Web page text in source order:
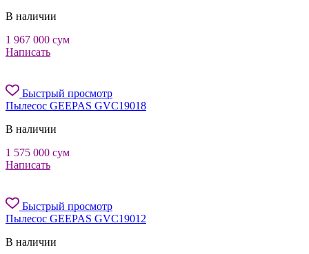
В наличии
1 967 000 сум
Написать
Быстрый просмотр
Пылесос GEEPAS GVC19018
В наличии
1 575 000 сум
Написать
Быстрый просмотр
Пылесос GEEPAS GVC19012
В наличии